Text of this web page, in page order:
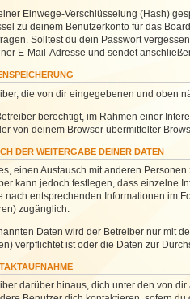
Einwege-Verschlüsselung (Hash)
zu deinem Benutzerkonto für das
Solltest du dein Passwort
E-Mail-Adresse und sendet
die von dir eingegebenen und oben
berechtigt, im Rahmen einer
von deinem Browser übermittelter
DER WEITERGABE DEINER DATEN
einen Austausch mit anderen
kann jedoch festlegen, dass einzelne
nach entsprechenden Informationen im
zugänglich.
Daten wird der Betreiber nur mit
verpflichtet ist oder die Daten zur
darüber hinaus, dich unter den von